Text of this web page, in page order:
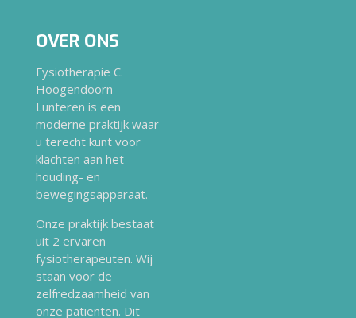
OVER ONS
Fysiotherapie C.
Hoogendoorn -
Lunteren is een
moderne praktijk waar
u terecht kunt voor
klachten aan het
houding- en
bewegingsapparaat.
Onze praktijk bestaat
uit 2 ervaren
fysiotherapeuten. Wij
staan voor de
zelfredzaamheid van
onze patiënten. Dit